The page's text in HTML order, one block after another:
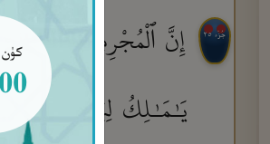
جُزْء ٢٥ إِنَّ ٱلْمُجْرِمِينَ فِى
يَـٰمَـٰلِكُ لِيَقْضِ